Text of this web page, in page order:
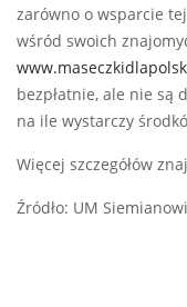
zarówno o wsparcie
wśród swoich
bezpłatnie, ale nie są
na ile wystarczy
Więcej szczegółów
Źródło: UM